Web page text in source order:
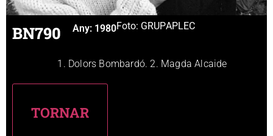
BN790 Any: 1980Foto: GRUPAPLEC
1. Dolors Bombardó. 2. Magda Alcaide